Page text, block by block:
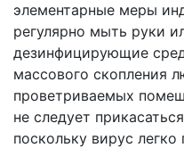
элементарные меры
регулярно мыть руки
дезинфицирующие
массового скопления
проветриваемых
не следует
поскольку вирус